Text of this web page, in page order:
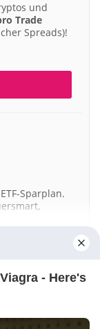
und
Trade
Spreads)!
Sparplan.
- Here's